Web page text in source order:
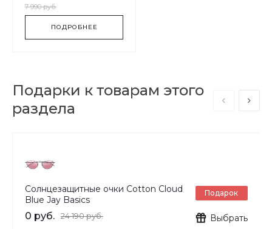
7 990 руб.
ПОДРОБНЕЕ
Подарки к товарам этого
раздела
Солнцезащитные очки Cotton Cloud
Blue Jay Basics
0 руб. 24 190 руб.
Подарок
Выбрать